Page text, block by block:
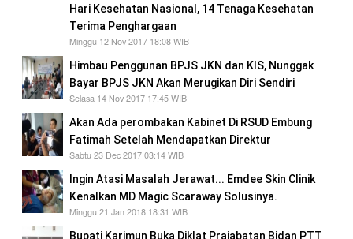
Hari Kesehatan Nasional, 14 Tenaga Kesehatan
Terima Penghargaan
Minggu 12 Nov 2017 18:08 WIB
Himbau Penggunan BPJS JKN dan KIS, Nunggak
Bayar BPJS JKN Akan Merugikan Diri Sendiri
Selasa 14 Nov 2017 17:45 WIB
Akan Ada perombakan Kabinet Di RSUD Embung
Fatimah Setelah Mendapatkan Direktur
Sabtu 23 Dec 2017 03:14 WIB
Ingin Atasi Masalah Jerawat... Emdee Skin Clinik
Kenalkan MD Magic Scaraway Solusinya.
Minggu 21 Jan 2018 18:31 WIB
Bupati Karimun Buka Diklat Prajabatan Bidan PTT